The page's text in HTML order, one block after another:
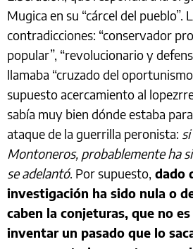
Mugica en su “cárcel del pueblo”.
contradicciones: “conservador
popular”, “revolucionario y
llamaba “cruzado del
supuesto acercamiento al
sabía muy bien dónde estaba
ataque de la guerrilla peronista:
Montoneros, probablemente ha
se adelantó. Por supuesto, dado
investigación ha sido nula o
caben la conjeturas, que no
inventar un pasado que lo